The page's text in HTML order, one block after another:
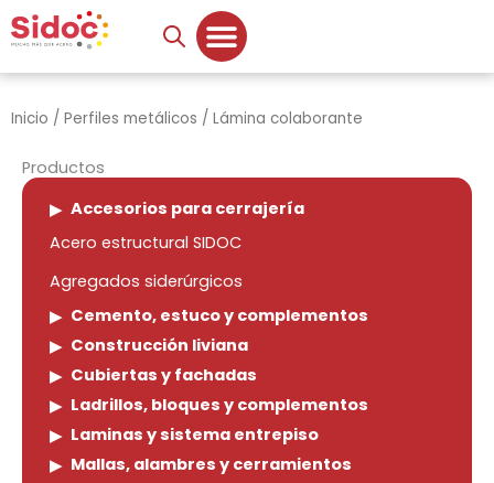
al
contenido
Inicio / Perfiles metálicos / Lámina colaborante
Productos
Accesorios para cerrajería
Acero estructural SIDOC
Agregados siderúrgicos
Cemento, estuco y complementos
Construcción liviana
Cubiertas y fachadas
Ladrillos, bloques y complementos
Laminas y sistema entrepiso
Mallas, alambres y cerramientos